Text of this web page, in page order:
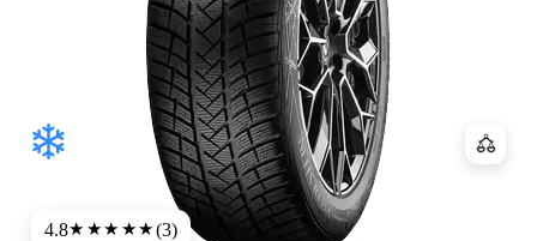
4.8★★★★★(3)